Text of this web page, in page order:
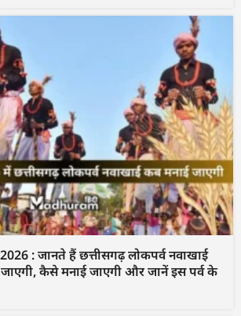
: जानते हैं छत्तीसगढ़ लोकपर्व नवाखाई
कैसे मनाई जाएगी और जानें इस पर्व के